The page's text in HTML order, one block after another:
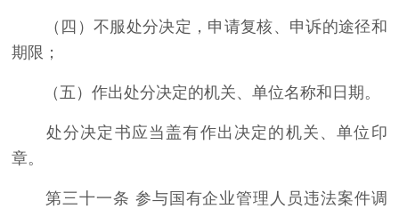
（四）不服处分决定，申请复核、申诉的途径和
期限；
（五）作出处分决定的机关、单位名称和日期。
处分决定书应当盖有作出决定的机关、单位印
章。
第三十一条 参与国有企业管理人员违法案件调